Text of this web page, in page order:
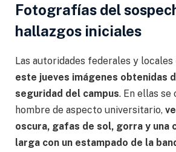
Fotografías del
hallazgos iniciales
Las autoridades federales y locales
este jueves imágenes obtenidas
seguridad del campus. En ellas se
hombre de aspecto universitario,
oscura, gafas de sol, gorra y una
larga con un estampado de la